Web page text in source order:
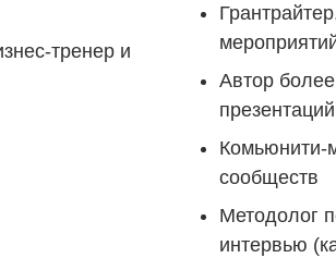
тренер и
Автор
Комьюнити-
сообществ
Методолог
интервью